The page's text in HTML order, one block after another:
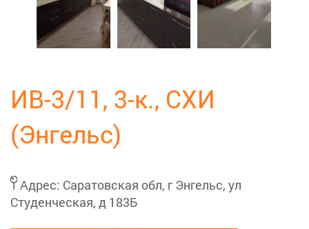
ИВ-3/11, 3-к., СХИ
(Энгельс)
Адрес: Саратовская обл, г Энгельс, ул
Студенческая, д 183Б